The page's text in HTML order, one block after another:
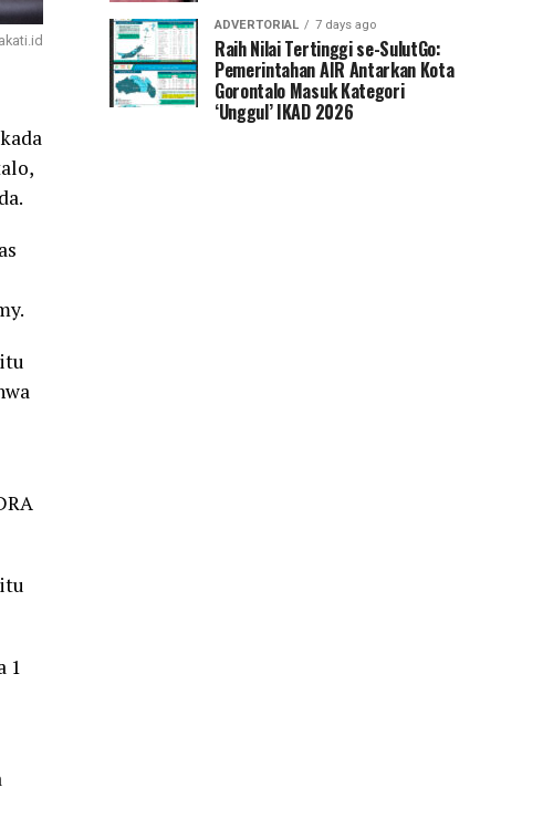
1
ADVERTORIAL 7 days ago
Raih Nilai Tertinggi se-SulutGo:
Pemerintahan AIR Antarkan Kota
Gorontalo Masuk Kategori
‘Unggul’ IKAD 2026